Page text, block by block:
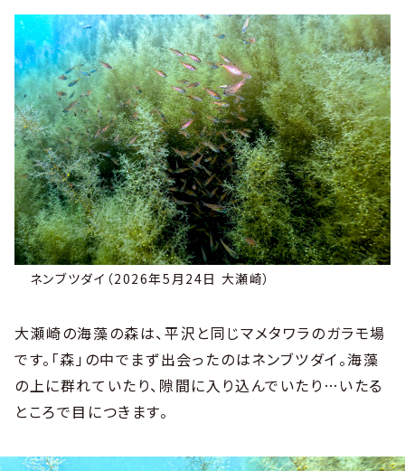
ネンブツダイ（2026年5月24日 大瀬崎）
大瀬崎の海藻の森は、平沢と同じマメタワラのガラモ場
です。「森」の中でまず出会ったのはネンブツダイ。海藻
の上に群れていたり、隙間に入り込んでいたり…いたる
ところで目につきます。